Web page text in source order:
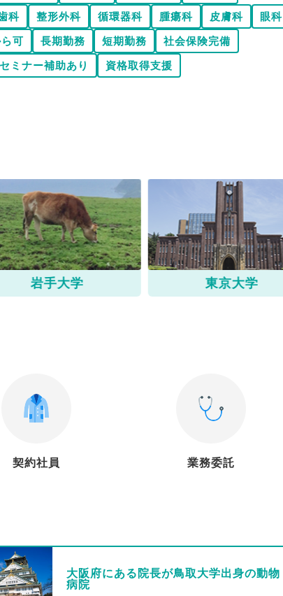
科 整形外科 循環器科 腫瘍科 皮膚科 眼科
可 長期勤務 短期勤務 社会保険完備
ミナー補助あり 資格取得支援
岩手大学 東京大学
契約社員 業務委託
大阪府にある院長が鳥取大学出身の動物
病院